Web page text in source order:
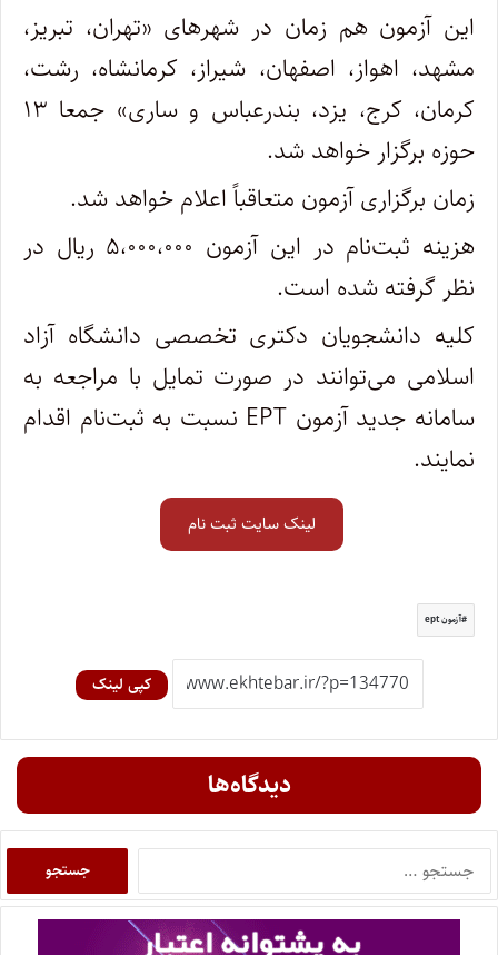
این آزمون هم زمان در شهرهای «تهران، تبریز،
مشهد، اهواز، اصفهان، شیراز، کرمانشاه، رشت،
کرمان، کرج، یزد، بندرعباس و ساری» جمعا ۱۳
حوزه برگزار خواهد شد.
زمان برگزاری آزمون متعاقباً اعلام خواهد شد.
هزینه ثبت‌نام در این آزمون ۵،۰۰۰،۰۰۰ ریال در
نظر گرفته شده است.
کلیه دانشجویان دکتری تخصصی دانشگاه آزاد
اسلامی می‌توانند در صورت تمایل با مراجعه به
سامانه جدید آزمون EPT نسبت به ثبت‌نام اقدام
نمایند.
لینک سایت ثبت نام
آزمون ept
کپی لینک
دیدگاه‌ها